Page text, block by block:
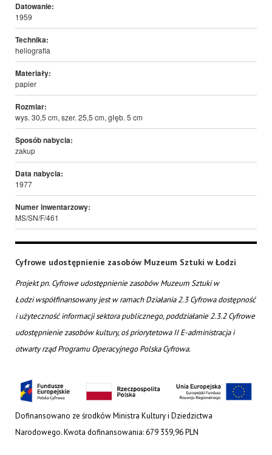
Datowanie:
1959
Technika:
heliografia
Materiały:
papier
Rozmiar:
wys. 30,5 cm, szer. 25,5 cm, głęb. 5 cm
Sposób nabycia:
zakup
Data nabycia:
1977
Numer inwentarzowy:
MS/SN/F/461
Cyfrowe udostępnienie zasobów Muzeum Sztuki w Łodzi
Projekt pn. Cyfrowe udostępnienie zasobów Muzeum Sztuki w
Łodzi współfinansowany jest w ramach Działania 2.3 Cyfrowa dostępność
i użyteczność informacji sektora publicznego, poddziałanie 2.3.2 Cyfrowe
udostępnienie zasobów kultury, oś priorytetowa II E-administracja i
otwarty rząd Programu Operacyjnego Polska Cyfrowa.
Dofinansowano ze środków Ministra Kultury i Dziedzictwa
Narodowego. Kwota dofinansowania: 679 359,96 PLN